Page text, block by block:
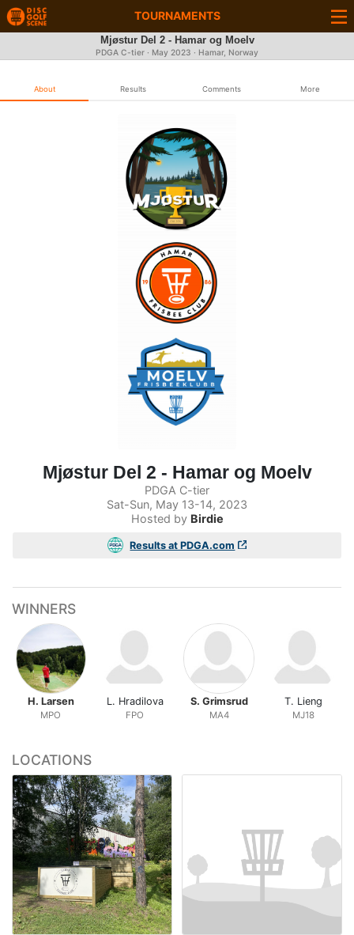
TOURNAMENTS
Mjøstur Del 2 - Hamar og Moelv
PDGA C-tier · May 2023 · Hamar, Norway
About Results Comments More
Mjøstur Del 2 - Hamar og Moelv
PDGA C-tier
Sat-Sun, May 13-14, 2023
Hosted by Birdie
Results at PDGA.com
WINNERS
H. Larsen
MPO
L. Hradilova
FPO
S. Grimsrud
MA4
T. Lieng
MJ18
LOCATIONS